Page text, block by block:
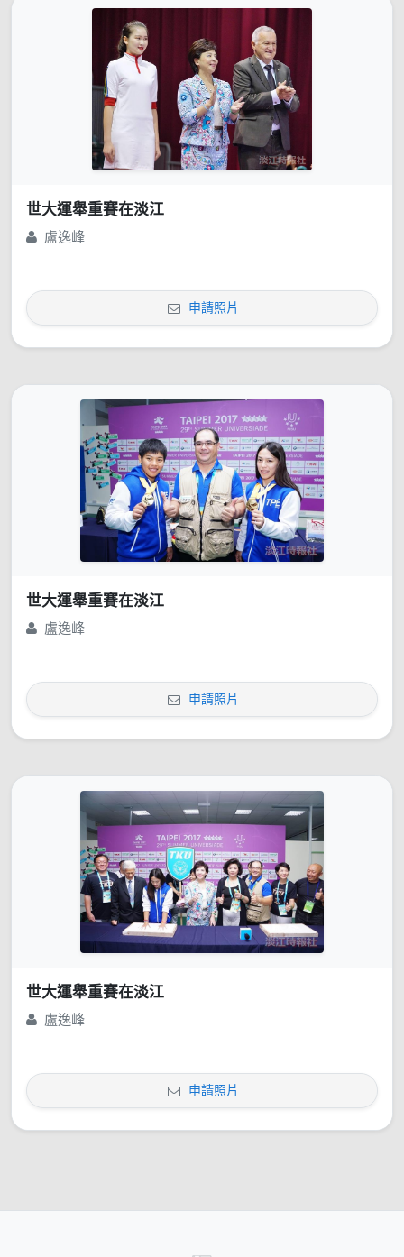
世大運舉重賽在淡江
盧逸峰
申請照片
世大運舉重賽在淡江
盧逸峰
申請照片
世大運舉重賽在淡江
盧逸峰
申請照片